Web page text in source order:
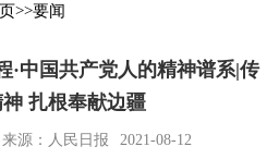
>>要闻
·中国共产党人的精神谱系|传
扎根奉献边疆
来源：人民日报 2021-08-12